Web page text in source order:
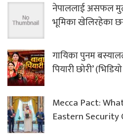
नेपाललाई असफल
भूमिका खेलिरहेका छन्
गायिका पुनम
पियारी छोरी’
Mecca Pact:
Eastern Security